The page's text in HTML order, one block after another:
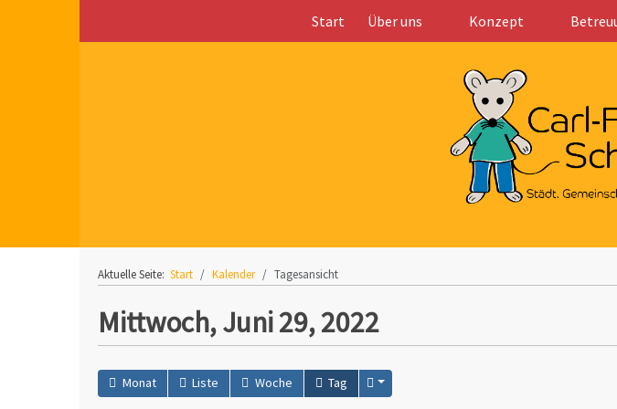
Start Über uns Konzept
Aktuelle Seite: Start Kalender Tagesansicht
Mittwoch, Juni 29, 2022
Monat Liste Woche Tag